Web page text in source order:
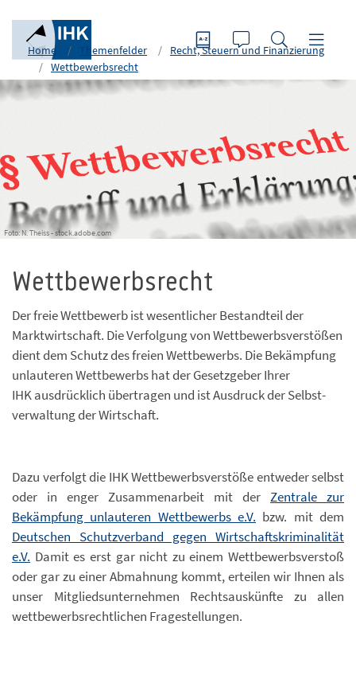
Home Themenfelder
Recht, Steuern und Finanzierung
Wettbewerbsrecht
Foto: N. Theiss - stock.adobe.com
Wettbewerbsrecht
Der freie Wettbewerb ist wesentlicher Bestandteil der
Marktwirtschaft. Die Verfolgung von Wettbewerbsverstößen
dient dem Schutz des freien Wettbewerbs. Die Bekämpfung
unlauteren Wettbewerbs hat der Gesetzgeber Ihrer
IHK ausdrücklich übertragen und ist Ausdruck der Selbst-
verwaltung der Wirtschaft.
Dazu verfolgt die IHK Wettbewerbsverstöße entweder selbst
oder in enger Zusammenarbeit mit der Zentrale zur
Bekämpfung unlauteren Wettbewerbs e.V. bzw. mit dem
Deutschen Schutzverband gegen Wirtschaftskriminalität
e.V. Damit es erst gar nicht zu einem Wettbewerbsverstoß
oder gar zu einer Abmahnung kommt, erteilen wir Ihnen als
unser Mitgliedsunternehmen Rechtsauskünfte zu allen
wettbewerbsrechtlichen Fragestellungen.